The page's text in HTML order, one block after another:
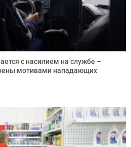
с насилием на службе –
мотивами нападающих